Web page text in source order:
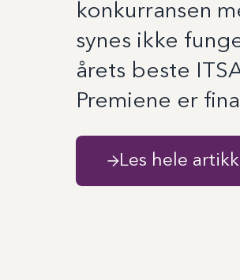
konkurransen
synes ikke
årets beste
Premiene er
Les hele